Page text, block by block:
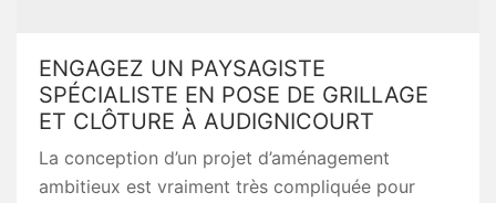
ENGAGEZ UN PAYSAGISTE
SPÉCIALISTE EN POSE DE GRILLAGE
ET CLÔTURE À AUDIGNICOURT
La conception d’un projet d’aménagement
ambitieux est vraiment très compliquée pour